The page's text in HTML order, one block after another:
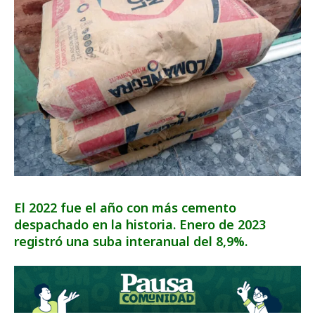
El 2022 fue el año con más cemento
despachado en la historia. Enero de 2023
registró una suba interanual del 8,9%.